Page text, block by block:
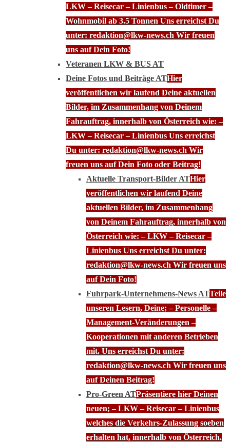
LKW – Reisecar – Linienbus – Oldtimer –
Wohnmobil ab 3.5 Tonnen Uns erreichst Du
unter: redaktion@lkw-news.ch Wir freuen
uns auf Dein Foto!
Veteranen LKW & BUS AT
Deine Fotos und Beiträge ATHier
veröffentlichen wir laufend Deine aktuellen
Bilder, im Zusammenhang von Deinem
Fahrauftrag, innerhalb von Österreich wie: –
LKW – Reisecar – Linienbus Uns erreichst
Du unter: redaktion@lkw-news.ch Wir
freuen uns auf Dein Foto oder Beitrag!
Aktuelle Transport-Bilder ATHier
veröffentlichen wir laufend Deine
aktuellen Bilder, im Zusammenhang
von Deinem Fahrauftrag, innerhalb von
Österreich wie: – LKW – Reisecar –
Linienbus Uns erreichst Du unter:
redaktion@lkw-news.ch Wir freuen uns
auf Dein Foto!
Fuhrpark-Unternehmens-News ATTeile
unseren Lesern, Deine; – Personelle –
Management-Veränderungen –
Kooperationen mit anderen Betrieben
mit. Uns erreichst Du unter:
redaktion@lkw-news.ch Wir freuen uns
auf Deinen Beitrag!
Pro-Green ATPräsentiere hier Deinen
neuen; – LKW – Reisecar – Linienbus
welches die Verkehrs-Zulassung soeben
erhalten hat, innerhalb von Österreich.